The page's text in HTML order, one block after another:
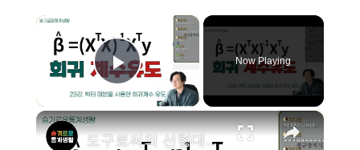
×
Play Video
Now Playing
×
도구로써의 선형대수학 23강 - 벡터 미분을 이용한 회귀계수 유도하기